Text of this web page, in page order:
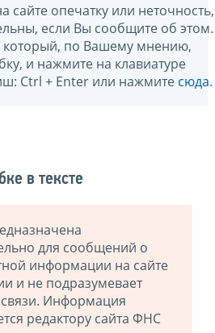
сайте опечатку или неточность,
если Вы сообщите об этом.
который, по Вашему мнению,
и нажмите на клавиатуре
Ctrl + Enter или нажмите сюда.
в тексте
для сообщений о
информации на сайте
и не подразумевает
Информация
редактору сайта ФНС